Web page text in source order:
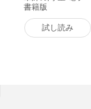
書籍版
試し読み